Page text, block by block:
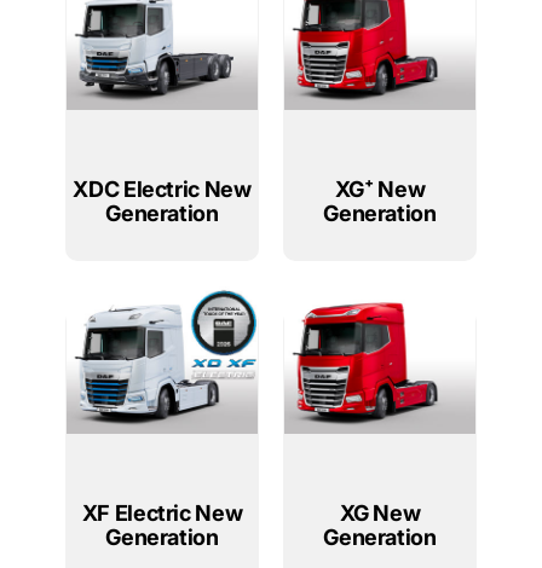
XDC Electric New
Generation
XG⁺ New
Generation
XF Electric New
Generation
XG New
Generation